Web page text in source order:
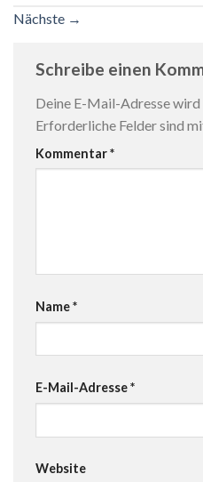
Nächste →
Schreibe einen
Deine E-Mail-Adresse
Erforderliche Felder sind
Kommentar*
Name*
E-Mail-Adresse*
Website